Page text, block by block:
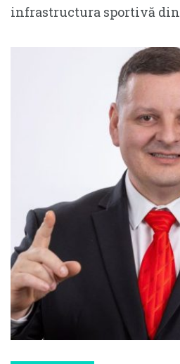
infrastructura sportivă din